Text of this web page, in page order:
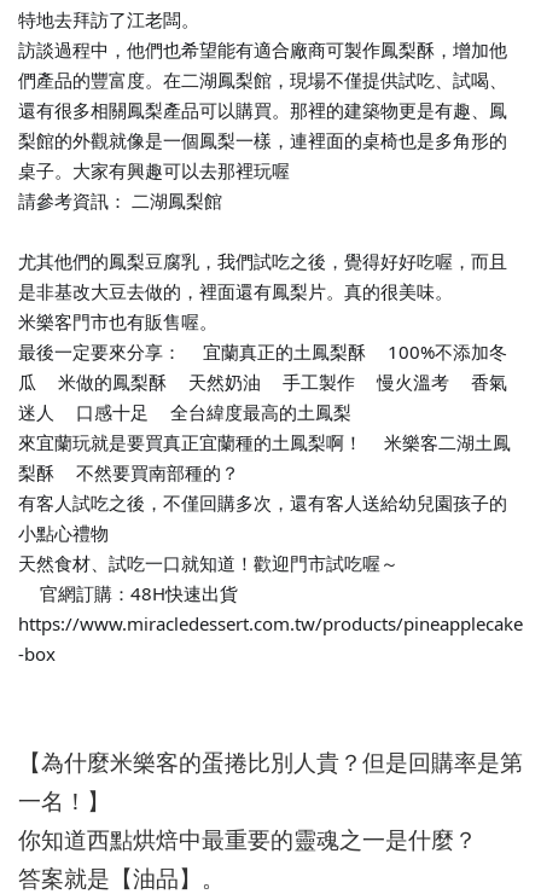
特地去拜訪了江老闆。
訪談過程中，他們也希望能有適合廠商可製作鳳梨酥，增加他
們產品的豐富度。 在二湖鳳梨館，現場不僅提供試吃、試喝、
還有很多相關鳳梨產品可以購買。那裡的建築物更是有趣、鳳
梨館的外觀就像是一個鳳梨一樣，連裡面的桌椅也是多角形的
桌子。大家有興趣可以去那裡玩喔
請參考資訊： 二湖鳳梨館
尤其他們的鳳梨豆腐乳，我們試吃之後，覺得好好吃喔，而且
是非基改大豆去做的，裡面還有鳳梨片。真的很美味。
米樂客門市也有販售喔。
最後一定要來分享：
宜蘭真正的土鳳梨酥
100%不添加冬
瓜
米做的鳳梨酥 天然奶油 手工製作 ⭕️慢火溫考
香氣
迷人
口感十足
全台緯度最高的土鳳梨
來宜蘭玩就是要買真正宜蘭種的土鳳梨啊！
米樂客二湖土鳳
梨酥
不然要買南部種的？
有客人試吃之後，不僅回購多次，還有客人送給幼兒園孩子的
小點心禮物
天然食材、試吃一口就知道！歡迎門市試吃喔～
官網訂購：48H快速出貨
https://www.miracledessert.com.tw/products/pineapplecake
-box
【為什麼米樂客的蛋捲比別人貴？但是回購率是第
一名！】
你知道西點烘焙中最重要的靈魂之一是什麼？
答案就是【油品】。